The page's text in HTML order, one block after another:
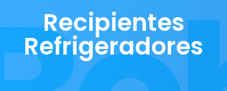
Recipientes
Refrigeradores